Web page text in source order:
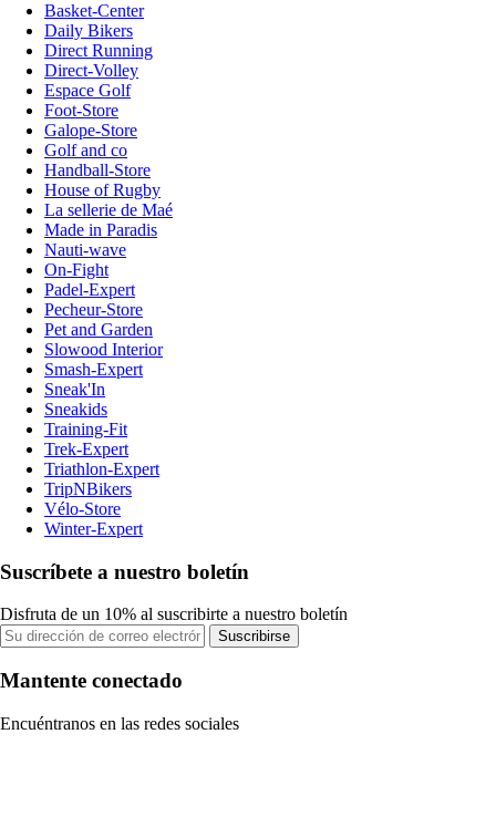
Basket-Center
Daily Bikers
Direct Running
Direct-Volley
Espace Golf
Foot-Store
Galope-Store
Golf and co
Handball-Store
House of Rugby
La sellerie de Maé
Made in Paradis
Nauti-wave
On-Fight
Padel-Expert
Pecheur-Store
Pet and Garden
Slowood Interior
Smash-Expert
Sneak'In
Sneakids
Training-Fit
Trek-Expert
Triathlon-Expert
TripNBikers
Vélo-Store
Winter-Expert
Suscríbete a nuestro boletín
Disfruta de un 10% al suscribirte a nuestro boletín
Suscribirse
Mantente conectado
Encuéntranos en las redes sociales